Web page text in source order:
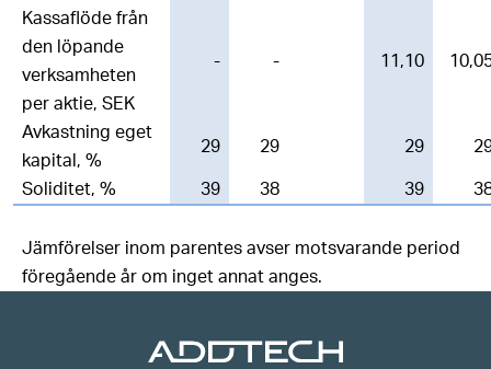
Kassaflöde från
den löpande
verksamheten
per aktie, SEK
- - 11,10
Avkastning eget
kapital, %
29 29 29
Soliditet, % 39 38 39
Jämförelser inom parentes avser motsvarande period
föregående år om inget annat anges.